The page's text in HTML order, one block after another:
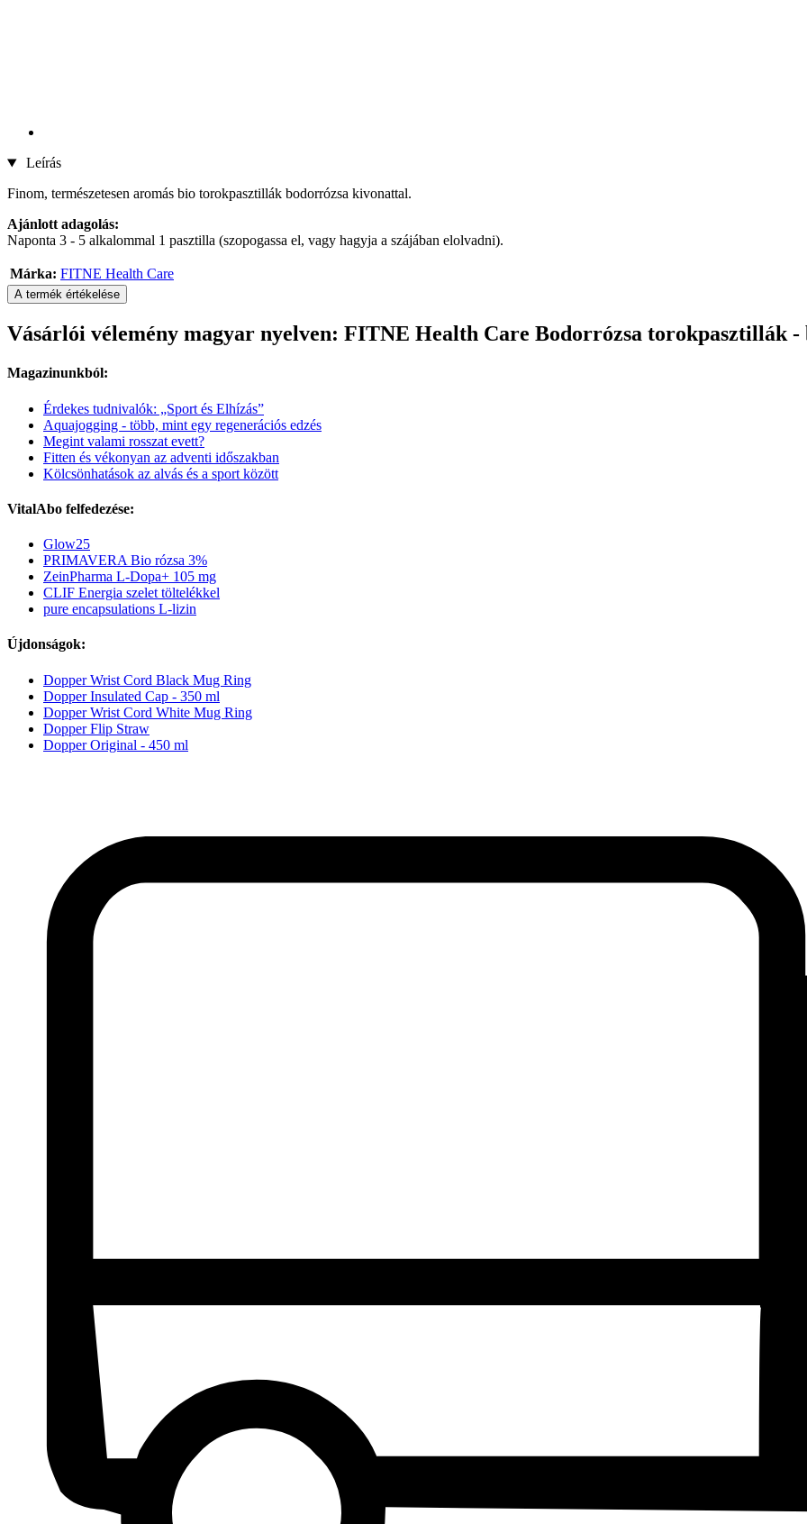
Leírás
Finom, természetesen aromás bio torokpasztillák bodorrózsa kivonattal.
Ajánlott adagolás:
Naponta 3 - 5 alkalommal 1 pasztilla (szopogassa el, vagy hagyja a szájában elolvadni).
Márka: FITNE Health Care
A termék értékelése
Vásárlói vélemény magyar nyelven: FITNE Health Care Bodorrózsa torokpasztillák -
Magazinunkból:
Érdekes tudnivalók: „Sport és Elhízás”
Aquajogging - több, mint egy regenerációs edzés
Megint valami rosszat evett?
Fitten és vékonyan az adventi időszakban
Kölcsönhatások az alvás és a sport között
VitalAbo felfedezése:
Glow25
PRIMAVERA Bio rózsa 3%
ZeinPharma L-Dopa+ 105 mg
CLIF Energia szelet töltelékkel
pure encapsulations L-lizin
Újdonságok:
Dopper Wrist Cord Black Mug Ring
Dopper Insulated Cap - 350 ml
Dopper Wrist Cord White Mug Ring
Dopper Flip Straw
Dopper Original - 450 ml